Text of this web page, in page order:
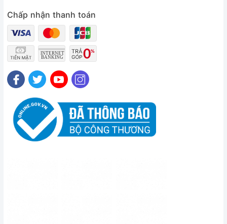
Chấp nhận thanh toán